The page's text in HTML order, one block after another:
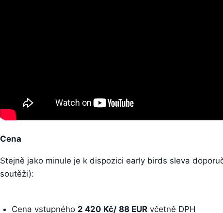
Cena
Stejně jako minule je k dispozici early birds sleva
soutěži):
Cena vstupného 2 420 Kč/ 88 EURvčetně DPH